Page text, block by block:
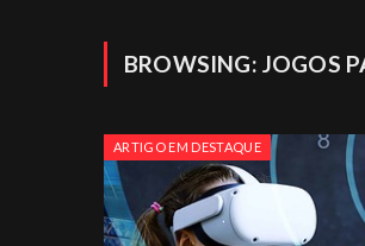
BROWSING: JOGOS
ARTIGO EM DESTAQUE